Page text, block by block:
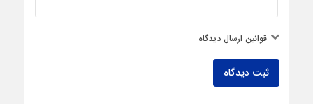
قوانین ارسال دیدگاه
ثبت دیدگاه